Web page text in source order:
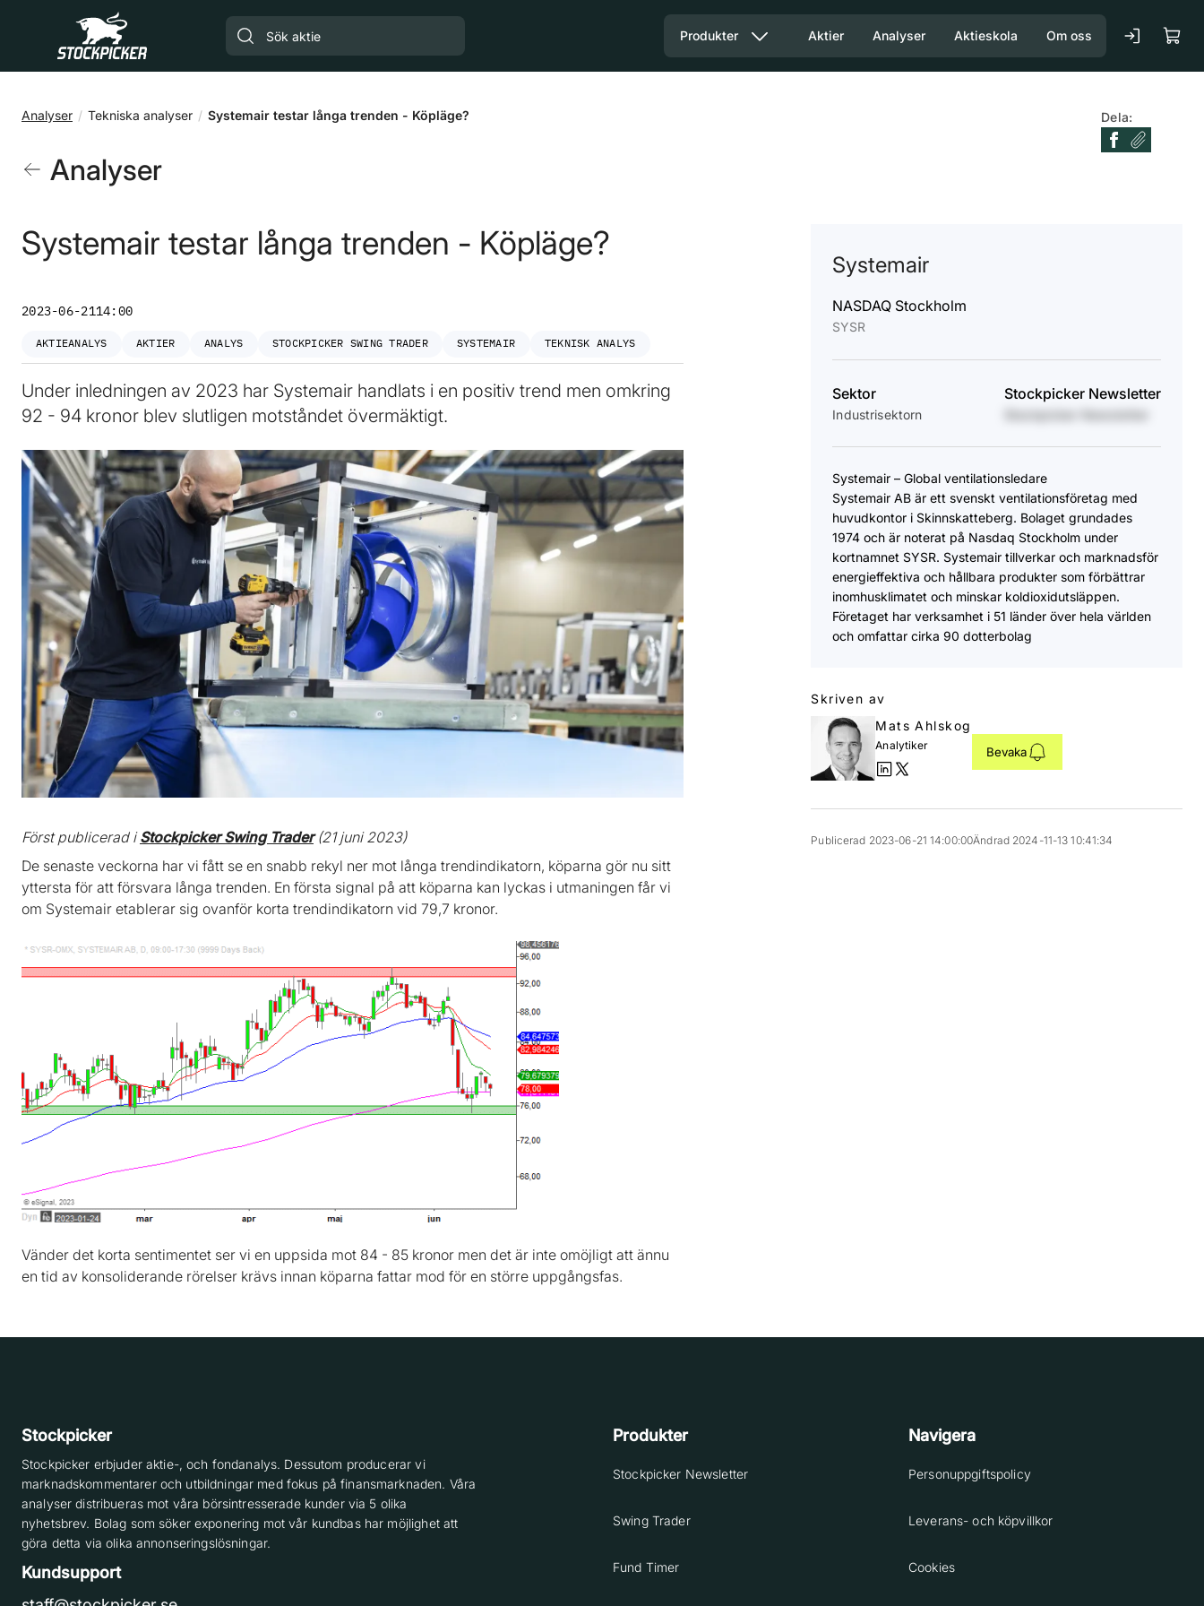
Gå till huvudinnehåll
Produkter Aktier Analyser Aktieskola Om oss
Analyser Tekniska analyser Systemair testar långa trenden - Köpläge? Dela:
Analyser
Systemair testar långa trenden - Köpläge?
2023-06-2114:00
AKTIEANALYS AKTIER ANALYS STOCKPICKER SWING TRADER SYSTEMAIR TEKNISK ANALYS
Under inledningen av 2023 har Systemair handlats i en positiv trend men omkring
92 - 94 kronor blev slutligen motståndet övermäktigt.
Först publicerad iStockpicker Swing Trader(21 juni 2023)
De senaste veckorna har vi fått se en snabb rekyl ner mot långa trendindikatorn, köparna gör nu sitt
yttersta för att försvara långa trenden. En första signal på att köparna kan lyckas i utmaningen får vi
om Systemair etablerar sig ovanför korta trendindikatorn vid 79,7 kronor.
Vänder det korta sentimentet ser vi en uppsida mot 84 - 85 kronor men det är inte omöjligt att ännu
en tid av konsoliderande rörelser krävs innan köparna fattar mod för en större uppgångsfas.
Systemair
NASDAQ Stockholm
SYSR
Sektor
Industrisektorn
Stockpicker Newsletter
Systemair – Global ventilationsledare
Systemair AB är ett svenskt ventilationsföretag med
huvudkontor i Skinnskatteberg. Bolaget grundades
1974 och är noterat på Nasdaq Stockholm under
kortnamnet SYSR. Systemair tillverkar och marknadsför
energieffektiva och hållbara produkter som förbättrar
inomhusklimatet och minskar koldioxidutsläppen.
Företaget har verksamhet i 51 länder över hela världen
och omfattar cirka 90 dotterbolag
Skriven av
Mats Ahlskog
Analytiker Bevaka
Publicerad 2023-06-21 14:00:00Ändrad 2024-11-13 10:41:34
Stockpicker
Stockpicker erbjuder aktie-, och fondanalys. Dessutom producerar vi
marknadskommentarer och utbildningar med fokus på finansmarknaden. Våra
analyser distribueras mot våra börsintresserade kunder via 5 olika
nyhetsbrev. Bolag som söker exponering mot vår kundbas har möjlighet att
göra detta via olika annonseringslösningar.
Kundsupport
Produkter
Stockpicker Newsletter
Swing Trader
Fund Timer
Navigera
Personuppgiftspolicy
Leverans- och köpvillkor
Cookies